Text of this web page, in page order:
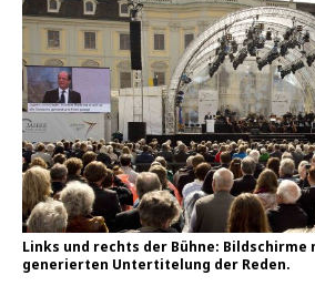
Links und rechts der Bühne:
generierten Untertitelung der Reden.